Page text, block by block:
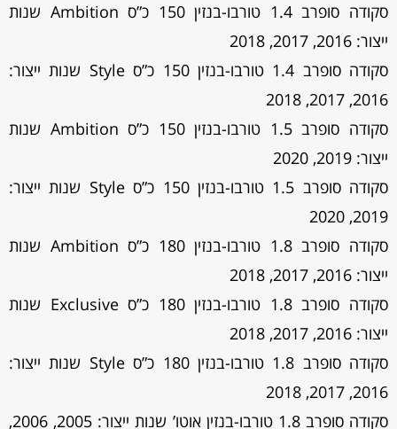
סקודה סופרב 1.4 טורבו-בנזין 150 כ”ס Ambition שנות
ייצור: 2016, 2017, 2018
סקודה סופרב 1.4 טורבו-בנזין 150 כ”ס Style שנות ייצור:
2016, 2017, 2018
סקודה סופרב 1.5 טורבו-בנזין 150 כ”ס Ambition שנות
ייצור: 2019, 2020
סקודה סופרב 1.5 טורבו-בנזין 150 כ”ס Style שנות ייצור:
2019, 2020
סקודה סופרב 1.8 טורבו-בנזין 180 כ”ס Ambition שנות
ייצור: 2016, 2017, 2018
סקודה סופרב 1.8 טורבו-בנזין 180 כ”ס Exclusive שנות
ייצור: 2016, 2017, 2018
סקודה סופרב 1.8 טורבו-בנזין 180 כ”ס Style שנות ייצור:
2016, 2017, 2018
סקודה סופרב 1.8 טורבו-בנזין אוטו’ שנות ייצור: 2005, 2006,